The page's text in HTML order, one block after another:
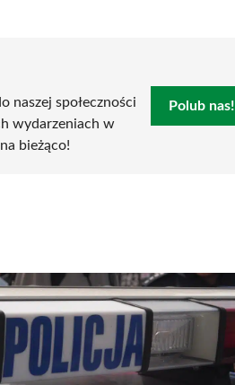
naszej społeczności
wydarzeniach w
bieżąco!
Polub nas!